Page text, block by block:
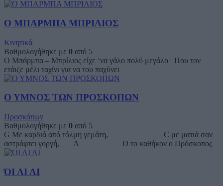
Ο ΜΠΑΡΜΠΑ ΜΠΡΙΛΙΟΣ
Κινητικά
Βαθμολογήθηκε με 0 από 5
Ο Μπάρμπα – Μπρίλιος είχε ‘να γάλο πολύ μεγάλο Που τον
ετάιζε μέλι ταχίνι για να του παχύνει
Ο ΥΜΝΟΣ ΤΩΝ ΠΡΟΣΚΟΠΩΝ
Προσκόπων
Βαθμολογήθηκε με 0 από 5
G Με καρδιά από τόλμη γεμάτη, C με ματιά σαν
αστράφτει γοργή, A D το καθήκον ο Πρόσκοπος
ΌΙ ΛΙ ΛΙ